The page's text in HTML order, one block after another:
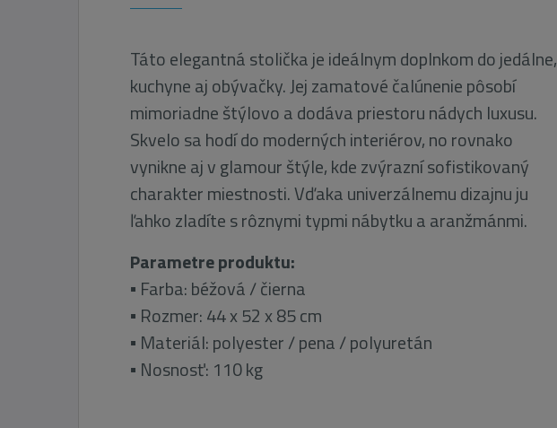
Táto elegantná stolička je ideálnym doplnkom do jedálne,
kuchyne aj obývačky. Jej zamatové čalúnenie pôsobí
mimoriadne štýlovo a dodáva priestoru nádych luxusu.
Skvelo sa hodí do moderných interiérov, no rovnako
vynikne aj v glamour štýle, kde zvýrazní sofistikovaný
charakter miestnosti. Vďaka univerzálnemu dizajnu ju
ľahko zladíte s rôznymi typmi nábytku a aranžmánmi.
Parametre produktu:
▪ Farba: béžová / čierna
▪ Rozmer: 44 x 52 x 85 cm
▪ Materiál: polyester / pena / polyuretán
▪ Nosnosť: 110 kg